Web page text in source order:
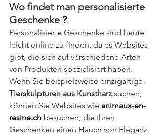
Wo findet man personalisierte
Geschenke ?
Personalisierte Geschenke sind heute
leicht online zu finden, da es Websites
gibt, die sich auf verschiedene Arten
von Produkten spezialisiert haben.
Wenn Sie beispielsweise einzigartige
Tierskulpturen aus Kunstharz suchen,
können Sie Websites wie animaux-en-
resine.ch besuchen, die Ihren
Geschenken einen Hauch von Eleganz